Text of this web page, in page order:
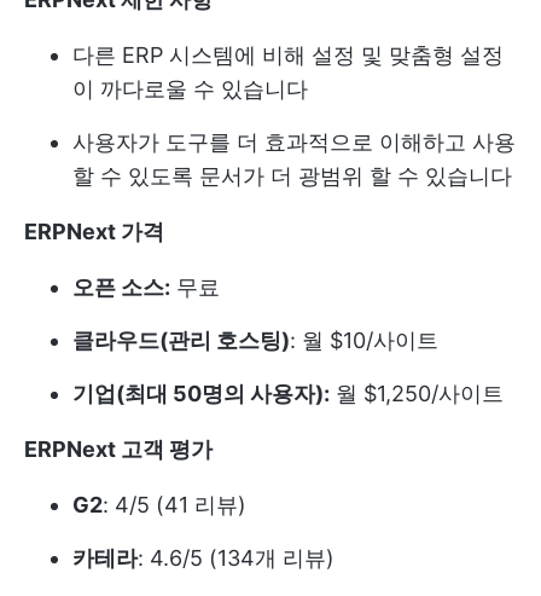
다른 ERP 시스템에 비해 설정 및 맞춤형 설정
이 까다로울 수 있습니다
사용자가 도구를 더 효과적으로 이해하고 사용
할 수 있도록 문서가 더 광범위 할 수 있습니다
ERPNext 가격
오픈 소스: 무료
클라우드(관리 호스팅): 월 $10/사이트
기업(최대 50명의 사용자): 월 $1,250/사이트
ERPNext 고객 평가
G2: 4/5 (41 리뷰)
카테라: 4.6/5 (134개 리뷰)